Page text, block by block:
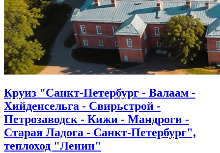
Круиз "Санкт-Петербург - Валаам -
Хийденсельга - Свирьстрой -
Петрозаводск - Кижи - Мандроги -
Старая Ладога - Санкт-Петербург",
теплоход "Ленин"